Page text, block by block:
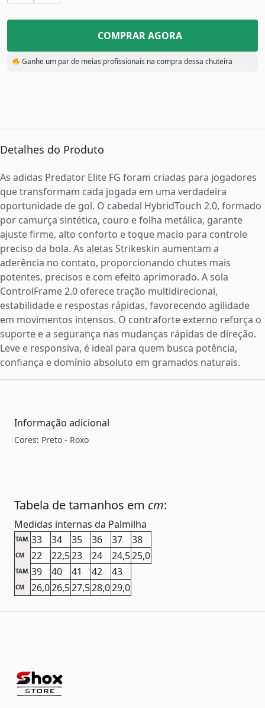
COMPRAR AGORA
Ganhe um par de meias profissionais na compra dessa chuteira
Detalhes do Produto
As adidas Predator Elite FG foram criadas para jogadores
que transformam cada jogada em uma verdadeira
oportunidade de gol. O cabedal HybridTouch 2.0, formado
por camurça sintética, couro e folha metálica, garante
ajuste firme, alto conforto e toque macio para controle
preciso da bola. As aletas Strikeskin aumentam a
aderência no contato, proporcionando chutes mais
potentes, precisos e com efeito aprimorado. A sola
ControlFrame 2.0 oferece tração multidirecional,
estabilidade e respostas rápidas, favorecendo agilidade
em movimentos intensos. O contraforte externo reforça o
suporte e a segurança nas mudanças rápidas de direção.
Leve e responsiva, é ideal para quem busca potência,
confiança e domínio absoluto em gramados naturais.
Informação adicional
Cores: Preto - Roxo
Tabela de tamanhos em cm:
Medidas internas da Palmilha
TAM. 33 34 35 36 37 38
CM 22 22,523 24 24,525,0
TAM. 39 40 41 42 43
CM 26,026,527,528,029,0